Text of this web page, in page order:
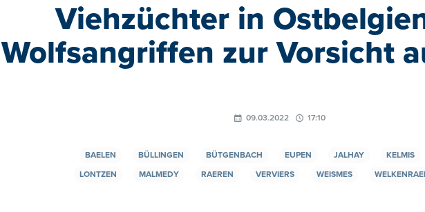
Viehzüchter in
Wolfsangriffen zur Vorsicht
09.03.2022 17:10
BAELEN BÜLLINGEN BÜTGENBACH EUPEN JALHAY KELMIS
LONTZEN
MALMEDY RAEREN VERVIERS WEISMES